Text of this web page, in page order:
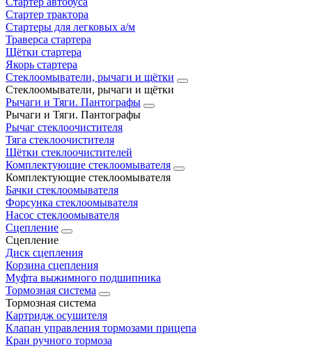
Стартер трактора
Стартеры для легковых а/м
Траверса стартера
Щётки стартера
Якорь стартера
Стеклоомыватели, рычаги и щётки
Стеклоомыватели, рычаги и щётки
Рычаги и Тяги. Пантографы
Рычаги и Тяги. Пантографы
Рычаг стеклоочистителя
Тяга стеклоочистителя
Щётки стеклоочистителей
Комплектующие стеклоомывателя
Комплектующие стеклоомывателя
Бачки стеклоомывателя
Форсунка стеклоомывателя
Насос стеклоомывателя
Сцепление
Сцепление
Диск сцепления
Корзина сцепления
Муфта выжимного подшипника
Тормозная система
Тормозная система
Картридж осушителя
Клапан управления тормозами прицепа
Кран ручного тормоза